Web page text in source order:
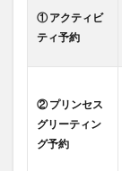
① アクティビ
ティ予約
② プリンセス
グリーティン
グ予約